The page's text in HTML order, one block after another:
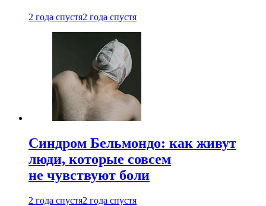
2 года спустя2 года спустя
Синдром Бельмондо: как живут
люди, которые совсем
не чувствуют боли
2 года спустя2 года спустя